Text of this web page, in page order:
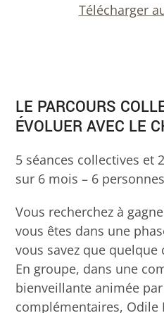
Télécharger
LE PARCOURS
ÉVOLUER AVEC LE
5 séances collectives et
sur 6 mois – 6
Vous recherchez à
vous êtes dans une
vous savez que quelque
En groupe, dans une
bienveillante animée
complémentaires, Odile